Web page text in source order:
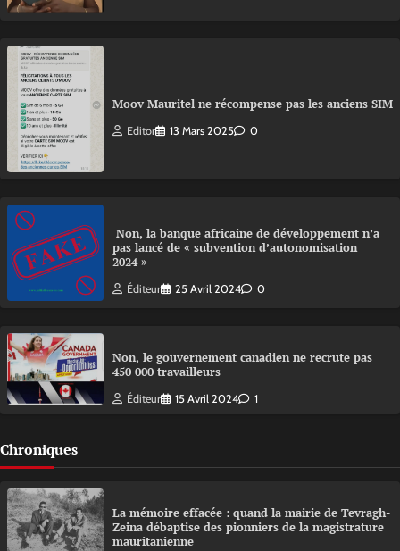
Moov Mauritel ne récompense pas les anciens SIM
Editor 13 Mars 2025 0
Non, la banque africaine de développement n’a
pas lancé de « subvention d’autonomisation
2024 »
Éditeur 25 Avril 2024 0
Non, le gouvernement canadien ne recrute pas
450 000 travailleurs
Éditeur 15 Avril 2024 1
Chroniques
La mémoire effacée : quand la mairie de Tevragh-
Zeina débaptise des pionniers de la magistrature
mauritanienne